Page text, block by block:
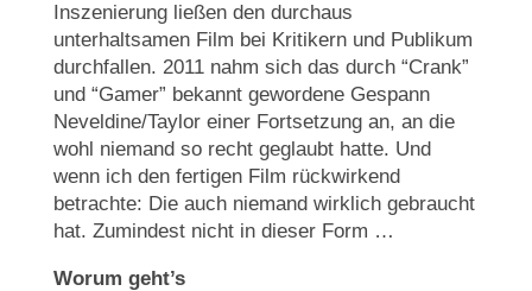
Inszenierung ließen den durchaus
unterhaltsamen Film bei Kritikern und Publikum
durchfallen. 2011 nahm sich das durch “Crank”
und “Gamer” bekannt gewordene Gespann
Neveldine/Taylor einer Fortsetzung an, an die
wohl niemand so recht geglaubt hatte. Und
wenn ich den fertigen Film rückwirkend
betrachte: Die auch niemand wirklich gebraucht
hat. Zumindest nicht in dieser Form …
Worum geht’s